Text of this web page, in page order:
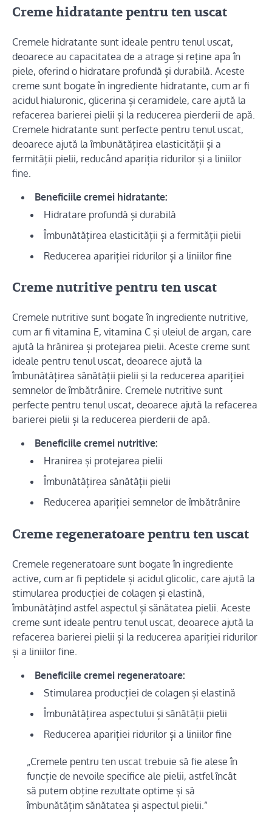
Creme hidratante pentru ten uscat
Cremele hidratante sunt ideale pentru tenul uscat,
deoarece au capacitatea de a atrage și reține apa în
piele, oferind o hidratare profundă și durabilă. Aceste
creme sunt bogate în ingrediente hidratante, cum ar fi
acidul hialuronic, glicerina și ceramidele, care ajută la
refacerea barierei pielii și la reducerea pierderii de apă.
Cremele hidratante sunt perfecte pentru tenul uscat,
deoarece ajută la îmbunătățirea elasticității și a
fermității pielii, reducând apariția ridurilor și a liniilor
fine.
Beneficiile cremei hidratante:
Hidratare profundă și durabilă
Îmbunătățirea elasticității și a fermității pielii
Reducerea apariției ridurilor și a liniilor fine
Creme nutritive pentru ten uscat
Cremele nutritive sunt bogate în ingrediente nutritive,
cum ar fi vitamina E, vitamina C și uleiul de argan, care
ajută la hrănirea și protejarea pielii. Aceste creme sunt
ideale pentru tenul uscat, deoarece ajută la
îmbunătățirea sănătății pielii și la reducerea apariției
semnelor de îmbătrânire. Cremele nutritive sunt
perfecte pentru tenul uscat, deoarece ajută la refacerea
barierei pielii și la reducerea pierderii de apă.
Beneficiile cremei nutritive:
Hranirea și protejarea pielii
Îmbunătățirea sănătății pielii
Reducerea apariției semnelor de îmbătrânire
Creme regeneratoare pentru ten uscat
Cremele regeneratoare sunt bogate în ingrediente
active, cum ar fi peptidele și acidul glicolic, care ajută la
stimularea producției de colagen și elastină,
îmbunătățind astfel aspectul și sănătatea pielii. Aceste
creme sunt ideale pentru tenul uscat, deoarece ajută la
refacerea barierei pielii și la reducerea apariției ridurilor
și a liniilor fine.
Beneficiile cremei regeneratoare:
Stimularea producției de colagen și elastină
Îmbunătățirea aspectului și sănătății pielii
Reducerea apariției ridurilor și a liniilor fine
„Cremele pentru ten uscat trebuie să fie alese în
funcție de nevoile specifice ale pielii, astfel încât
să putem obține rezultate optime și să
îmbunătățim sănătatea și aspectul pielii.”